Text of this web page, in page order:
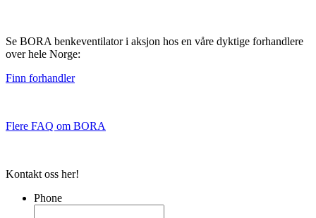
Se BORA benkeventilator i aksjon hos en våre dyktige forhandlere
over hele Norge:
Finn forhandler
Flere FAQ om BORA
Kontakt oss her!
Phone